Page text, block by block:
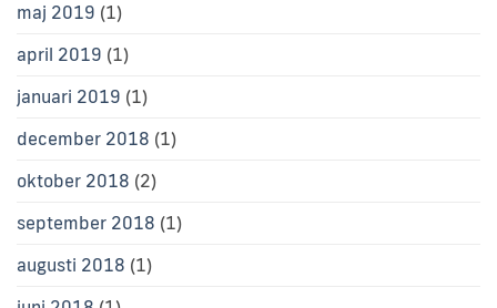
maj 2019 (1)
april 2019 (1)
januari 2019 (1)
december 2018 (1)
oktober 2018 (2)
september 2018 (1)
augusti 2018 (1)